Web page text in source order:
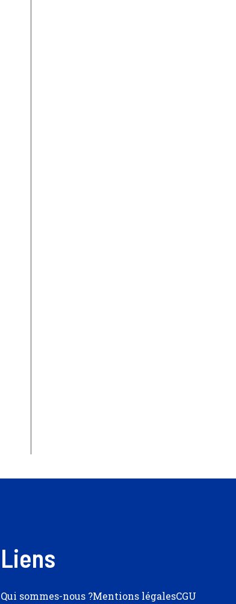
Liens
Qui sommes-nous ?Mentions légalesCGU